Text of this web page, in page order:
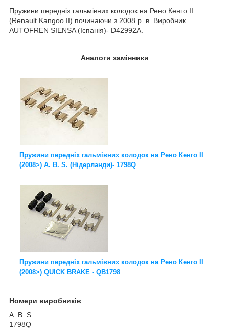
Пружини передніх гальмівних колодок на Рено Кенго II
(Renault Kangoo II) починаючи з 2008 р. в. Виробник
AUTOFREN SIENSA (Іспанія)- D42992A.
Аналоги замінники
Пружини передніх гальмівних колодок на Рено Кенго II
(2008>) A. B. S. (Нідерланди)- 1798Q
Пружини передніх гальмівних колодок на Рено Кенго II
(2008>) QUICK BRAKE - QB1798
Номери виробників
A. B. S. :
1798Q